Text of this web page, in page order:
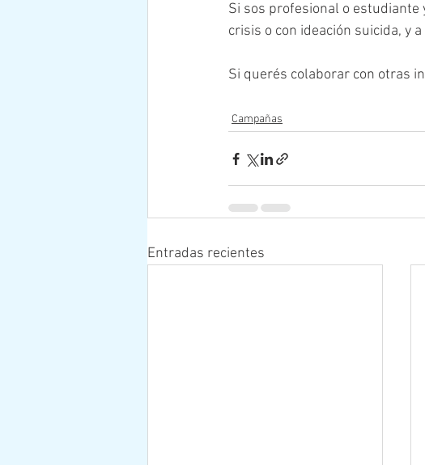
Si sos profesional o
crisis o con ideación suicida, y
Si querés colaborar con otras
Campañas
Entradas recientes